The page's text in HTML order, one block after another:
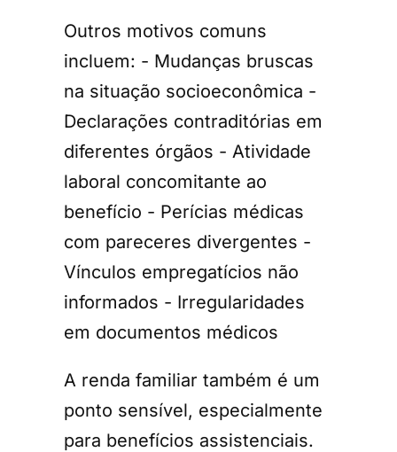
Outros motivos comuns
incluem: - Mudanças bruscas
na situação socioeconômica -
Declarações contraditórias em
diferentes órgãos - Atividade
laboral concomitante ao
benefício - Perícias médicas
com pareceres divergentes -
Vínculos empregatícios não
informados - Irregularidades
em documentos médicos
A renda familiar também é um
ponto sensível, especialmente
para benefícios assistenciais.